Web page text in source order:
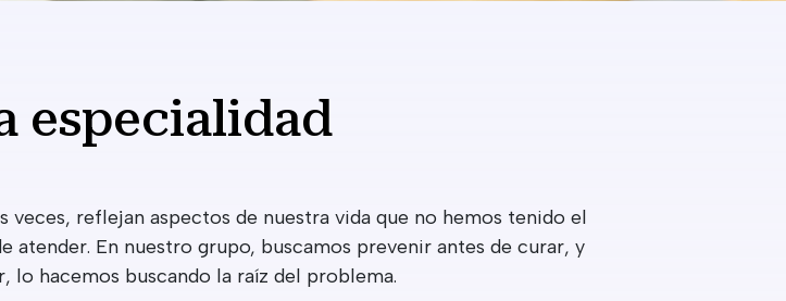
especialidad
veces, reflejan aspectos de nuestra vida que no hemos tenido el
atender. En nuestro grupo, buscamos prevenir antes de curar, y
lo hacemos buscando la raíz del problema.